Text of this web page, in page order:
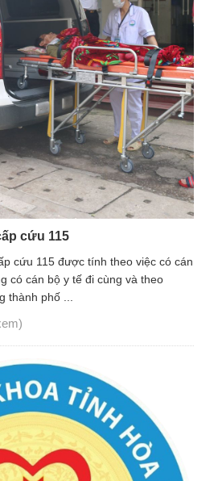
cứu 115
cứu 115 được tính theo việc có cán
có cán bộ y tế đi cùng và theo
thành phố ...